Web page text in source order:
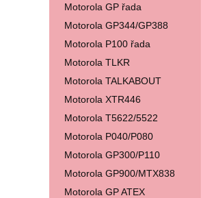
Motorola GP řada
Motorola GP344/GP388
Motorola P100 řada
Motorola TLKR
Motorola TALKABOUT
Motorola XTR446
Motorola T5622/5522
Motorola P040/P080
Motorola GP300/P110
Motorola GP900/MTX838
Motorola GP ATEX